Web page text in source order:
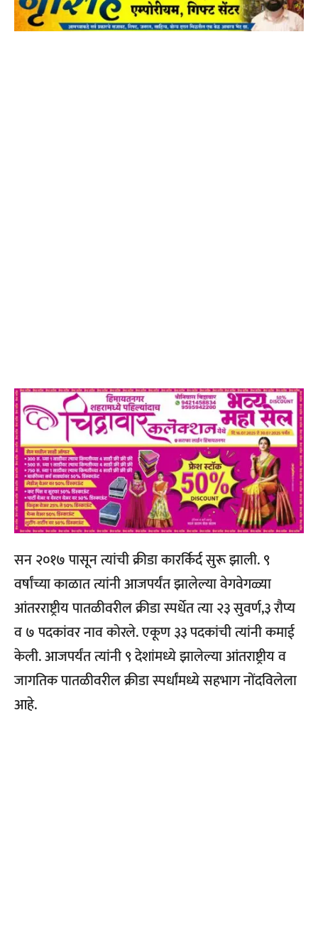
सन २०१७ पासून त्यांची क्रीडा कारर्किर्द सुरू झाली. ९
वर्षांच्या काळात त्यांनी आजपर्यंत झालेल्या वेगवेगळ्या
आंतरराष्ट्रीय पातळीवरील क्रीडा स्पर्धेत त्या २३ सुवर्ण,३ रौप्य
व ७ पदकांवर नाव कोरले. एकूण ३३ पदकांची त्यांनी कमाई
केली. आजपर्यंत त्यांनी ९ देशांमध्ये झालेल्या आंतराष्ट्रीय व
जागतिक पातळीवरील क्रीडा स्पर्धांमध्ये सहभाग नोंदविलेला
आहे.